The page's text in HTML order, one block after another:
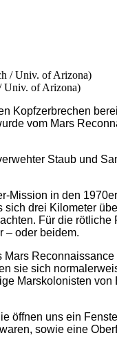
Univ. of Arizona)
Kopfzerbrechen
vom Mars
Staub und
Mission in den
drei Kilometer
Für die
– oder beidem.
sie sich
Marskolonisten
öffnen uns ein
sowie eine